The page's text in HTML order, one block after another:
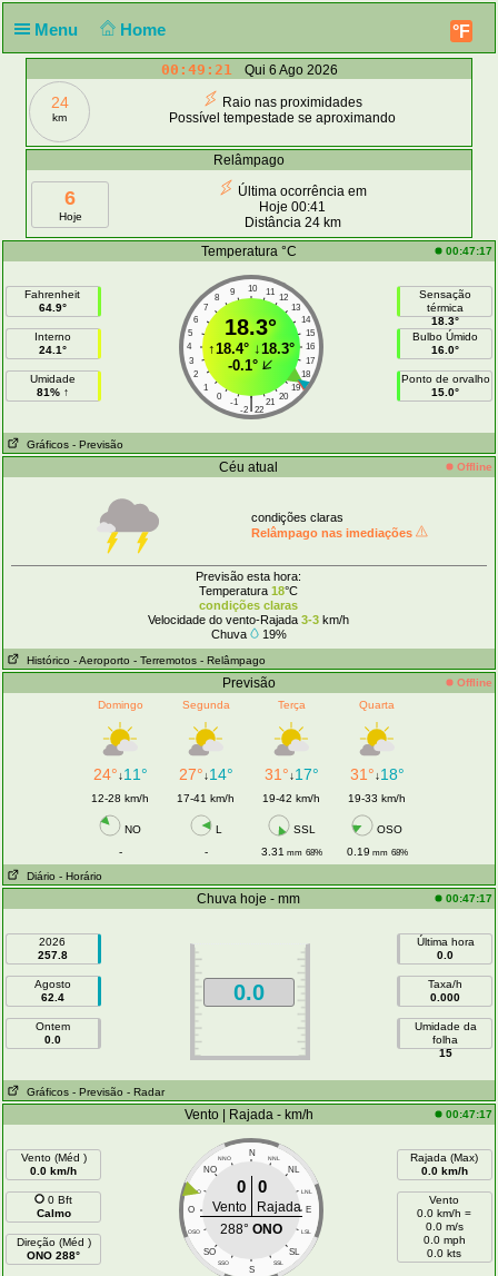
Menu Home °F
00:49:21 Qui 6 Ago 2026
24
km
Raio nas proximidades
Possível tempestade se aproximando
Relâmpago
6
Hoje
Última ocorrência em
Hoje 00:41
Distância 24 km
Temperatura °C
00:47:17
Fahrenheit
64.9°
Interno
24.1°
Umidade
81% ↑
10
9 11
8
12
7
13
6
14
5
15
4
16
3
17
2
18
1
19
0
20
-1 21
|
-2 22
18.3°
↑18.4°↓18.3°
-0.1°
Sensação
térmica
18.3°
Bulbo Úmido
16.0°
Ponto de orvalho
15.0°
Gráficos - Previsão
Céu atual Offline
condições claras
Relâmpago nas imediações
Previsão esta hora:
Temperatura18°C
condições claras
Velocidade do vento-Rajada 3-3 km/h
Chuva
19%
Histórico - Aeroporto - Terremotos - Relâmpago
Previsão
Offline
Domingo
Segunda Terça Quarta
24°↓11° 27°↓14° 31°↓17° 31°↓18°
12-28 km/h 17-41 km/h 19-42 km/h 19-33 km/h
NO L SSL
OSO
-
- 3.31 mm 68% 0.19 mm 68%
Diário - Horário
Chuva hoje - mm 00:47:17
2026
257.8
Agosto
62.4
Ontem
0.0
0.0
Última hora
0.0
Taxa/h
0.000
Umidade da
folha
15
Gráficos - Previsão - Radar
Vento | Rajada - km/h 00:47:17
Vento (Méd )
0.0 km/h
0 Bft
Calmo
Direção (Méd )
ONO 288°
N
NNO NNL
NO NL
ONO LNL
O E
OSO LSL
SO SL
SSO SSL
S
0 0
Vento
Rajada
288° ONO
Rajada (Max)
0.0 km/h
Vento
0.0 km/h =
0.0 m/s
0.0 mph
0.0 kts
Notificação Quinta 00:49